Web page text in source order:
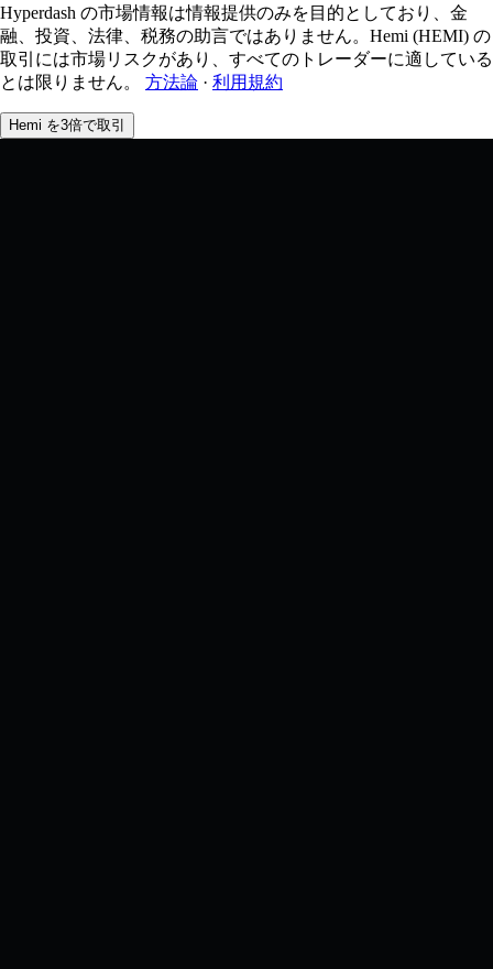
Hyperdash の市場情報は情報提供のみを目的としており、金
融、投資、法律、税務の助言ではありません。Hemi (HEMI) の
取引には市場リスクがあり、すべてのトレーダーに適している
とは限りません。
方法論 · 利用規約
Hemi を3倍で取引